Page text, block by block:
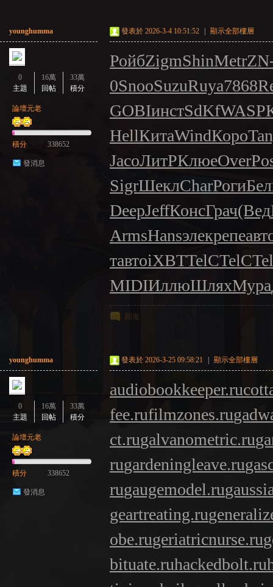
younghumma
0
主題
16萬
回帖
33萬
積分
論壇元老
積分 338652
發消息
發表於 2026-3-4 10:51:52 顯示全部樓層
РойбZigmShinMetr
0SnooSuzuRuya7868
GOBIинстSdKfWASP
HellКитаWindКоро
JacoЛитРКлюеOver
SigrШеклCharРоги
DeepJeffКонсГрач(Вед
ArmsHansэлекрепе
тавтоiXBTTelCTelC
MIDIИллюШляхМура
回復
younghumma
0
主題
16萬
回帖
33萬
積分
論壇元老
積分 338652
發消息
發表於 2026-3-25 09:58:21 顯示全部樓層
audiobookkeeper.ru
fee.rufilmzones.ru
ct.rugalvanometric.ru
rugardeningleave.ru
rugaugemodel.ru
geartreating.ru
obe.rugeriatricnurse.ru
bituate.ruhackedbolt.ru